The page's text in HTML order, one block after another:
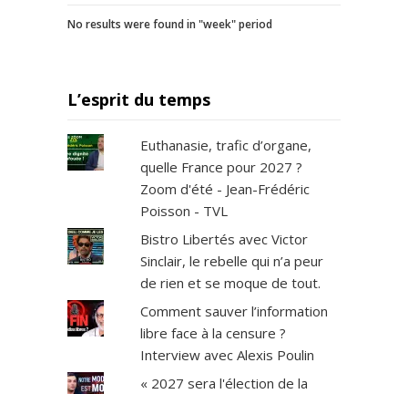
No results were found in "week" period
L’esprit du temps
Euthanasie, trafic d’organe,
quelle France pour 2027 ?
Zoom d'été - Jean-Frédéric
Poisson - TVL
Bistro Libertés avec Victor
Sinclair, le rebelle qui n’a peur
de rien et se moque de tout.
Comment sauver l’information
libre face à la censure ?
Interview avec Alexis Poulin
« 2027 sera l'élection de la